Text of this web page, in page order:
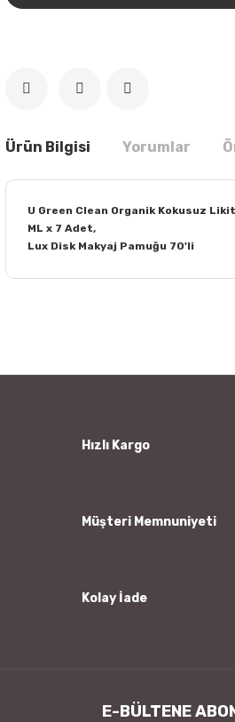
Ürün Bilgisi Yorumlar
U Green Clean Organik Kokusuz
ML x 7 Adet,
Lux Disk Makyaj Pamuğu 70'li
Ürün bilgilerinde hatalar bulunuyor.
Hızlı Kargo
Müşteri Memnuniyeti
Kolay İade
E-BÜLTENE